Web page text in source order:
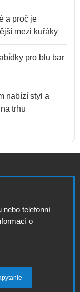
a proč je
mezi kuřáky
pro blu bar
nabízí styl a
trhu
nebo telefonní
o